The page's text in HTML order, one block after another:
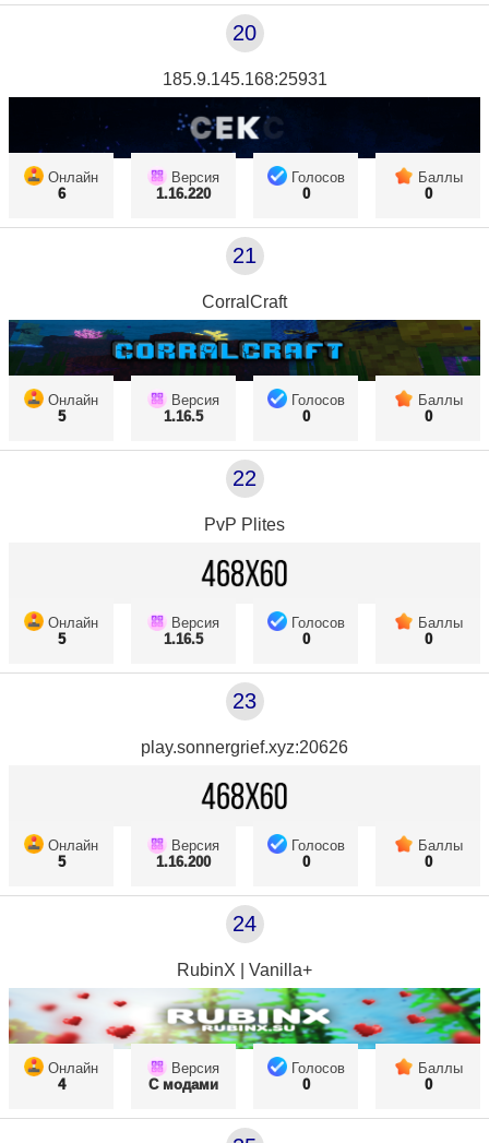
20
185.9.145.168:25931
Онлайн
6
Версия
1.16.220
Голосов
0
Баллы
0
21
CorralCraft
Онлайн
5
Версия
1.16.5
Голосов
0
Баллы
0
22
PvP Plites
Онлайн
5
Версия
1.16.5
Голосов
0
Баллы
0
23
play.sonnergrief.xyz:20626
Онлайн
5
Версия
1.16.200
Голосов
0
Баллы
0
24
RubinX | Vanilla+
Онлайн
4
Версия
С модами
Голосов
0
Баллы
0